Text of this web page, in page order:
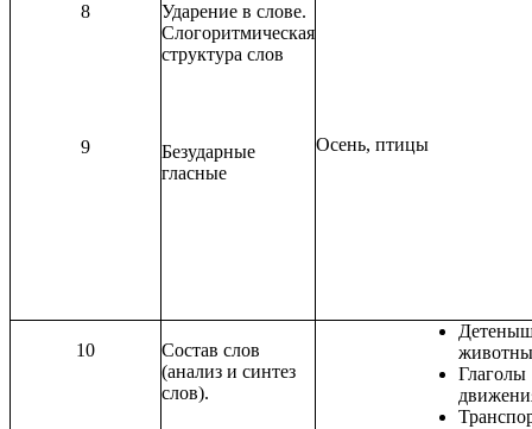
8
9
Ударение в слове.
Слогоритмическая
структура слов
Безударные
гласные
Осень, птицы
10
Состав слов
(анализ и синтез
слов).
Глаголы